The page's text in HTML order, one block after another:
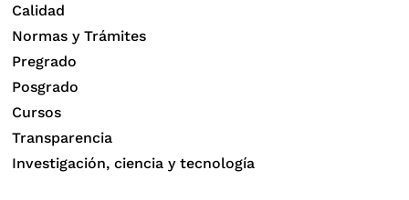
Calidad
Normas y Trámites
Pregrado
Posgrado
Cursos
Transparencia
Investigación, ciencia y tecnología